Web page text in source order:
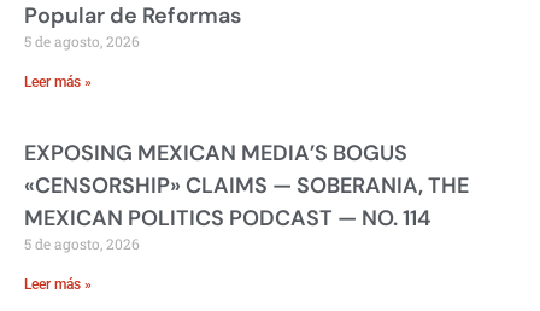
Popular de Reformas
5 de agosto, 2026
Leer más »
EXPOSING MEXICAN MEDIA’S BOGUS
«CENSORSHIP» CLAIMS — SOBERANIA, THE
MEXICAN POLITICS PODCAST — NO. 114
5 de agosto, 2026
Leer más »